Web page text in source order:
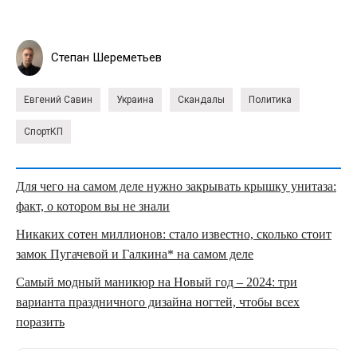
Степан Шереметьев
Евгений Савин Украина Скандалы Политика
СпортКП
Для чего на самом деле нужно закрывать крышку унитаза:
факт, о котором вы не знали
Никаких сотен миллионов: стало известно, сколько стоит
замок Пугачевой и Галкина* на самом деле
Самый модный маникюр на Новый год – 2024: три
варианта праздничного дизайна ногтей, чтобы всех
поразить